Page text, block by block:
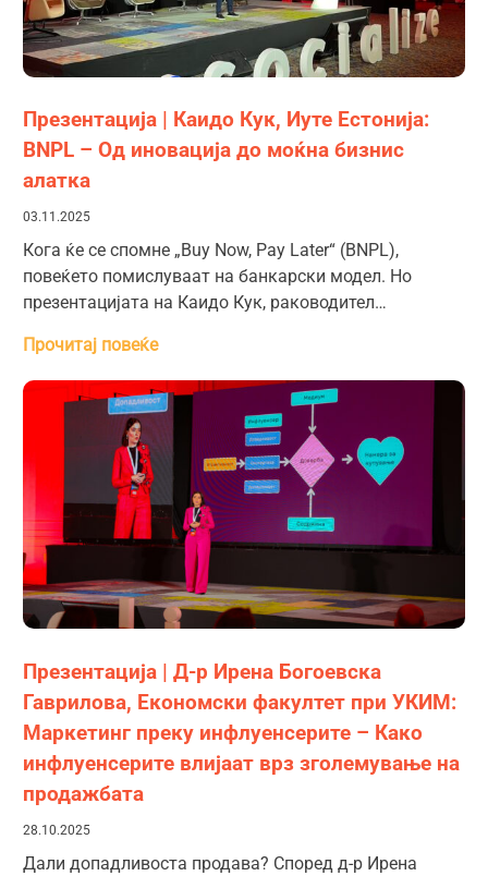
Презентација | Каидо Кук, Иуте Естонија:
BNPL – Од иновација до моќна бизнис
алатка
03.11.2025
Кога ќе се спомне „Buy Now, Pay Later“ (BNPL),
повеќето помислуваат на банкарски модел. Но
презентацијата на Каидо Кук, раководител…
Прочитај повеќе
Презентација | Д-р Ирена Богоевска
Гаврилова, Економски факултет при УКИМ:
Маркетинг преку инфлуенсерите – Како
инфлуенсерите влијаат врз зголемување на
продажбата
28.10.2025
Дали допадливоста продава? Според д-р Ирена